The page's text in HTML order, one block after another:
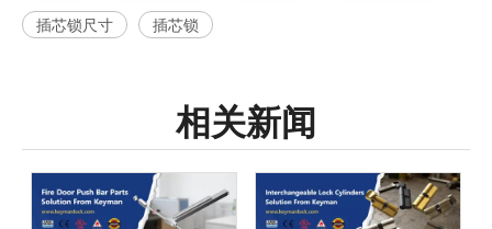
插芯锁尺寸
插芯锁
相关新闻